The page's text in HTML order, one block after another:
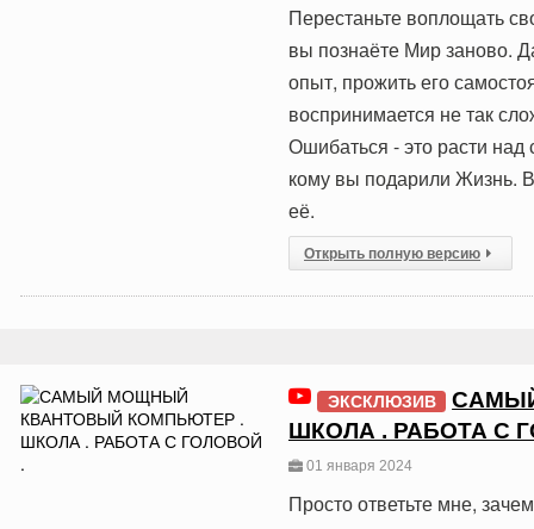
Перестаньте воплощать
вы познаёте Мир заново.
опыт, прожить его
воспринимается не так
Ошибаться - это расти
кому вы подарили
её.
Открыть полную версию
ЭКСКЛЮЗИВ
ШКОЛА . РАБОТА С
01 января 2024
Просто ответьте мне,